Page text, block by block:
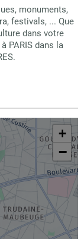
monuments,
festivals, ... Que
dans votre
PARIS dans la
+
−